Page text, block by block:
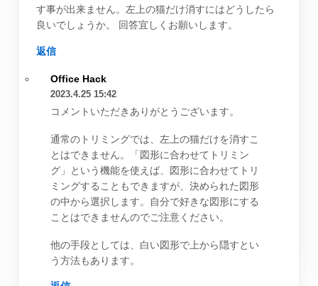
す事が出来ません。左上の猫だけ消すにはどうしたら
良いでしょうか。 回答宜しくお願いします。
返信
Office Hack
2023.4.25 15:42
コメントいただきありがとうございます。
通常のトリミングでは、左上の猫だけを消すこ
とはできません。「図形に合わせてトリミン
グ」という機能を使えば、図形に合わせてトリ
ミングすることもできますが、決められた図形
の中から選択します。自分で好きな図形にする
ことはできませんのでご注意ください。
他の手段としては、白い図形で上から隠すとい
う方法もあります。